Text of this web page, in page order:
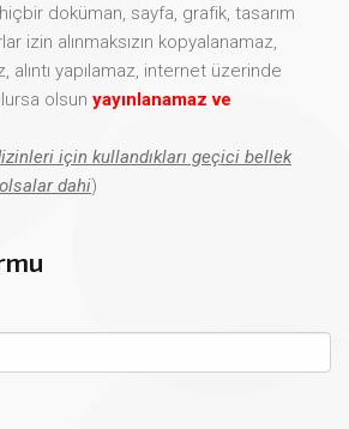
doküman, sayfa, grafik, tasarım
izin alınmaksızın kopyalanamaz,
alıntı yapılamaz, internet üzerinde
olsun yayınlanamaz ve
için kullandıkları geçici bellek
olsalar dahi)